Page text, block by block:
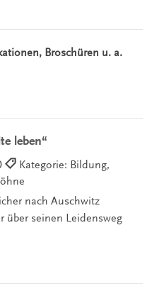
Broschüren u. a.
leben“
Kategorie: Bildung,
nach Auschwitz
über seinen Leidensweg